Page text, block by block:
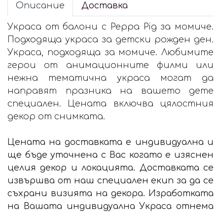
Описание Доставка
Украса от балони с Peppa Pig за момиче.
Подходяща украса за детски рожден ден.
Украса, подходяща за момиче. Любимите
герои от анимационните филми или
нежна тематична украса могат да
направят празника на вашето дете
специален. Цената включва цялостния
декор от снимката.
Цената на доставката е индивидуална и
ще бъде уточнена с Вас когато е изяснен
целия декор и локацията. Доставката се
извършва от наш специален екип за да се
съхрани визията на декора. Изработката
на Вашата индивидуална Украса отнема